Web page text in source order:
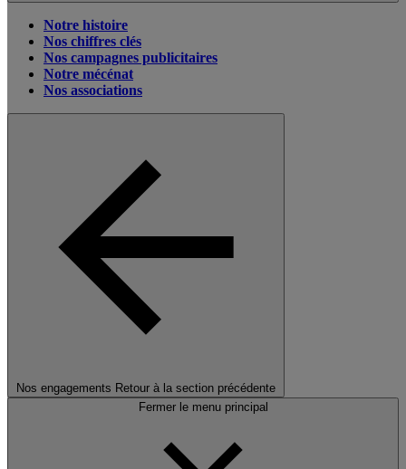
Notre histoire
Nos chiffres clés
Nos campagnes publicitaires
Notre mécénat
Nos associations
Nos engagements Retour à la section précédente
Fermer le menu principal